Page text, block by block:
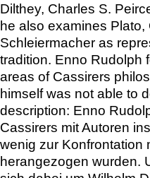
Dilthey, Charles S.
he also examines
Schleiermacher as
tradition. Enno Rudolph
areas of Cassirers
himself was not able to
description: Enno
Cassirers mit Autoren
wenig zur Konfrontation
herangezogen wurden.